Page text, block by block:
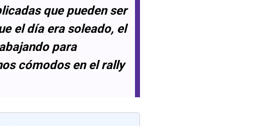
que pueden ser
el día era soleado, el
para
cómodos en el rally